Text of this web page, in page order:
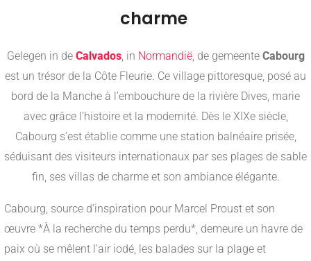
charme
Gelegen in de Calvados, in Normandië, de gemeente Cabourg
est un trésor de la Côte Fleurie. Ce village pittoresque, posé au
bord de la Manche à l’embouchure de la rivière Dives, marie
avec grâce l’histoire et la modernité. Dès le XIXe siècle,
Cabourg s’est établie comme une station balnéaire prisée,
séduisant des visiteurs internationaux par ses plages de sable
fin, ses villas de charme et son ambiance élégante.
Cabourg, source d’inspiration pour Marcel Proust et son
œuvre *À la recherche du temps perdu*, demeure un havre de
paix où se mêlent l’air iodé, les balades sur la plage et